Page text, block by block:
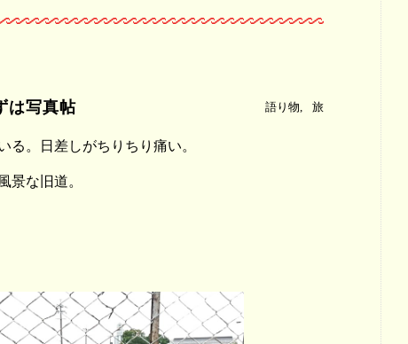
写真帖 語り物 旅
る。日差しがちりちり痛い。
景な旧道。